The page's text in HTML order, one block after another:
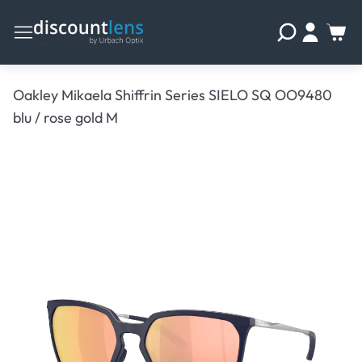
Oakley Mikaela Shiffrin Series SIELO SQ OO9480
blu / rose gold M